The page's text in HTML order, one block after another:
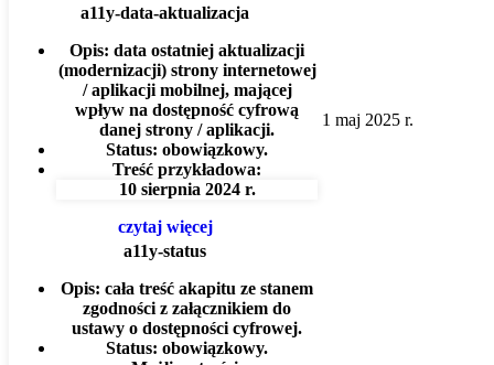
a11y-data-aktualizacja
Opis: data ostatniej aktualizacji
(modernizacji) strony internetowej
/ aplikacji mobilnej, mającej
wpływ na dostępność cyfrową
danej strony / aplikacji.
Status: obowiązkowy.
Treść przykładowa:
10 sierpnia 2024 r.
czytaj więcej
1 maj 2025 r.
a11y-status
Opis: cała treść akapitu ze stanem
zgodności z załącznikiem do
ustawy o dostępności cyfrowej.
Status: obowiązkowy.